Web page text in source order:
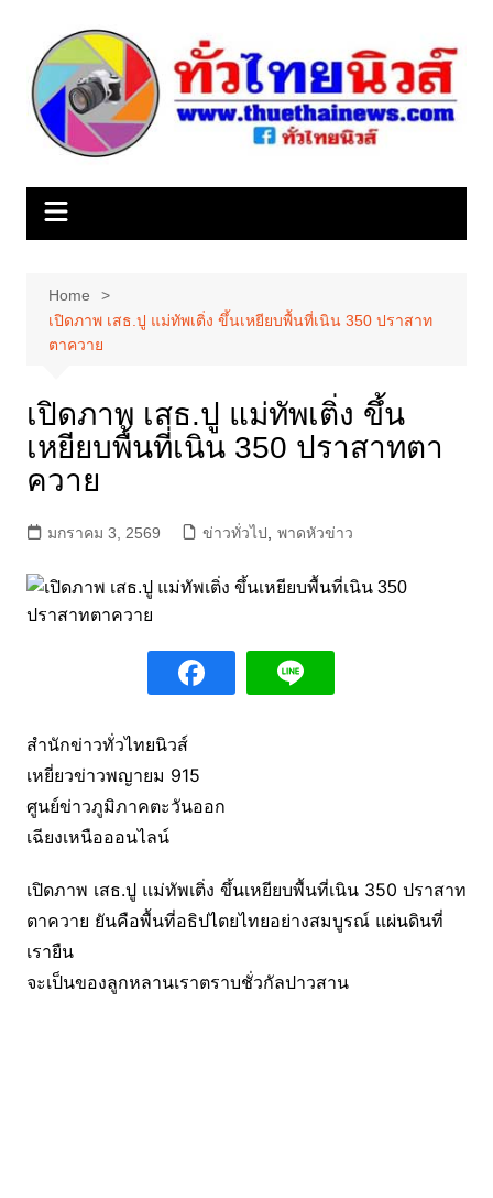
content
Home
เปิดภาพ เสธ.ปู แม่ทัพเติ่ง ขึ้นเหยียบพื้นที่เนิน 350 ปราสาท
ตาควาย
เปิดภาพ เสธ.ปู แม่ทัพเติ่ง ขึ้น
เหยียบพื้นที่เนิน 350 ปราสาทตา
ควาย
มกราคม 3, 2569 ข่าวทั่วไป พาดหัวข่าว
สำนักข่าวทั่วไทยนิวส์
เหยี่ยวข่าวพญายม 915
ศูนย์ข่าวภูมิภาคตะวันออก
เฉียงเหนือออนไลน์
เปิดภาพ เสธ.ปู แม่ทัพเติ่ง ขึ้นเหยียบพื้นที่เนิน 350 ปราสาท
ตาควาย ยันคือพื้นที่อธิปไตยไทยอย่างสมบูรณ์ แผ่นดินที่
เรายืน
จะเป็นของลูกหลานเราตราบชั่วกัลปาวสาน